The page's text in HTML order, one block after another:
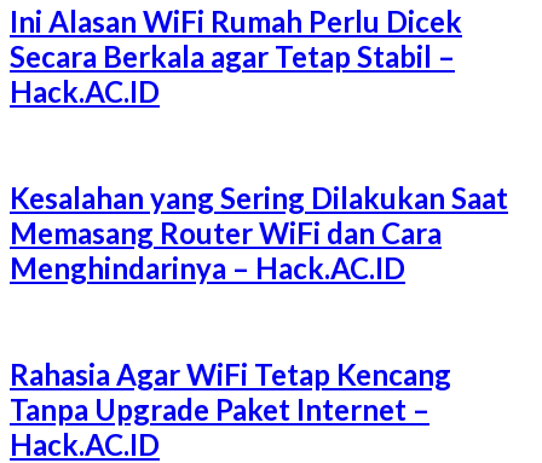
Ini Alasan WiFi Rumah Perlu Dicek
Secara Berkala agar Tetap Stabil –
Hack.AC.ID
Kesalahan yang Sering Dilakukan Saat
Memasang Router WiFi dan Cara
Menghindarinya – Hack.AC.ID
Rahasia Agar WiFi Tetap Kencang
Tanpa Upgrade Paket Internet –
Hack.AC.ID